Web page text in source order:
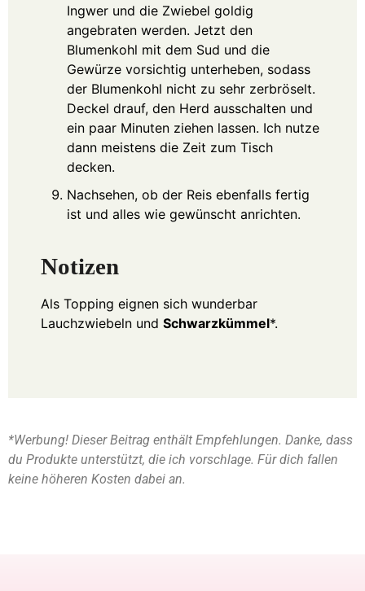
Ingwer und die Zwiebel goldig
angebraten werden. Jetzt den
Blumenkohl mit dem Sud und die
Gewürze vorsichtig unterheben, sodass
der Blumenkohl nicht zu sehr zerbröselt.
Deckel drauf, den Herd ausschalten und
ein paar Minuten ziehen lassen. Ich nutze
dann meistens die Zeit zum Tisch
decken.
Nachsehen, ob der Reis ebenfalls fertig
ist und alles wie gewünscht anrichten.
Notizen
Als Topping eignen sich wunderbar
Lauchzwiebeln und Schwarzkümmel*.
*Werbung! Dieser Beitrag enthält Empfehlungen. Danke, dass
du Produkte unterstützt, die ich vorschlage. Für dich fallen
keine höheren Kosten dabei an.